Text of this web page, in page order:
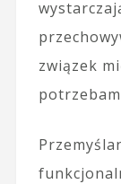
związek